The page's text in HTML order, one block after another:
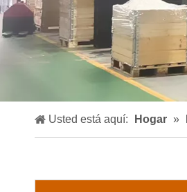
Usted está aquí: Hogar »